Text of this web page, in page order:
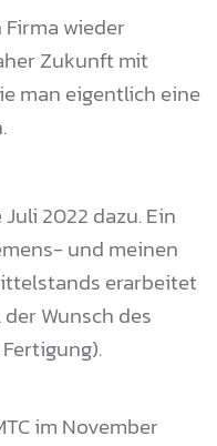
wieder
Zukunft mit
man eigentlich eine
2022 dazu. Ein
und meinen
erarbeitet
Wunsch des
im November